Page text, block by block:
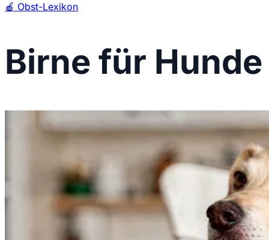
🍎 Obst-Lexikon
Birne für Hunde